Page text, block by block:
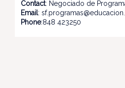
Contact: Negociado de
Email:
Phone:848 423250